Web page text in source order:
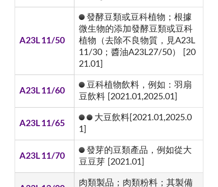
A23L 11/50
發酵豆類或豆科植物；根據
微生物的添加發酵豆類或豆科
植物（去除不良物質，見A23L
11/30；醬油A23L27/50） [20
21.01]
A23L 11/60
豆科植物飲料，例如：羽扇
豆飲料 [2021.01,2025.01]
A23L 11/65
大豆飲料[2021.01,2025.0
1]
A23L 11/70
發芽的豆類產品，例如從大
豆豆芽 [2021.01]
肉類製品；肉類粉料；其製備